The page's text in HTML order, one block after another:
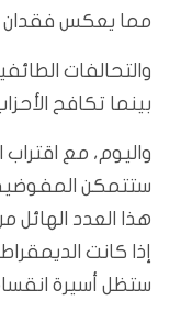
مما يعكس فقدان
والتحالفات
بينما تكافح
واليوم، مع اقتراب
ستتمكن
هذا العدد الهائل
إذا كانت
ستظل أسيرة